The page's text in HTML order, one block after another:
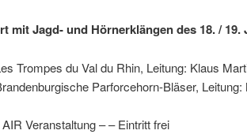
mit Jagd- und Hörnerklängen des 18. /
Trompes du Val du Rhin, Leitung: Klaus
Parforcehorn-Bläser, Leitung:
Veranstaltung – – Eintritt frei